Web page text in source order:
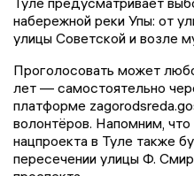
набережной реки Упы: от
улицы Советской и возле
Проголосовать может
лет — самостоятельно
платформе
волонтёров. Напомним,
нацпроекта в Туле также
пересечении улицы Ф.